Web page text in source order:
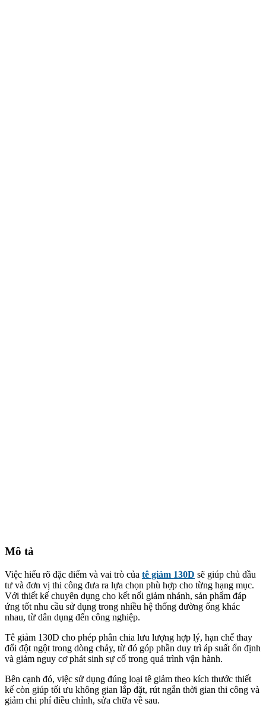
Mô tả
Việc hiểu rõ đặc điểm và vai trò của tê giảm 130D sẽ giúp chủ đầu
tư và đơn vị thi công đưa ra lựa chọn phù hợp cho từng hạng mục.
Với thiết kế chuyên dụng cho kết nối giảm nhánh, sản phẩm đáp
ứng tốt nhu cầu sử dụng trong nhiều hệ thống đường ống khác
nhau, từ dân dụng đến công nghiệp.
Tê giảm 130D cho phép phân chia lưu lượng hợp lý, hạn chế thay
đổi đột ngột trong dòng chảy, từ đó góp phần duy trì áp suất ổn định
và giảm nguy cơ phát sinh sự cố trong quá trình vận hành.
Bên cạnh đó, việc sử dụng đúng loại tê giảm theo kích thước thiết
kế còn giúp tối ưu không gian lắp đặt, rút ngắn thời gian thi công và
giảm chi phí điều chỉnh, sửa chữa về sau.